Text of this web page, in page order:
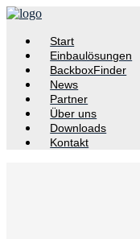
Start
Einbaulösungen
BackboxFinder
News
Partner
Über uns
Downloads
Kontakt